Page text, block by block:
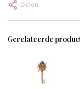
Delen
Gerelateerde